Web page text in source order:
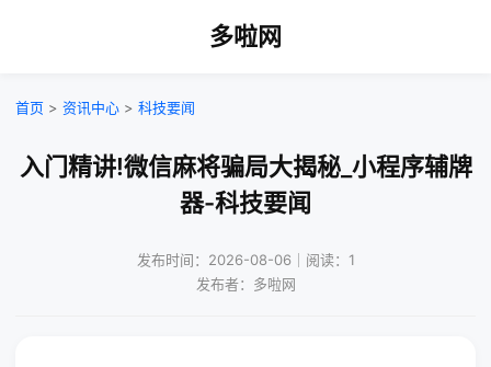
多啦网
首页 > 资讯中心 > 科技要闻
入门精讲!微信麻将骗局大揭秘_小程序辅牌
器-科技要闻
发布时间：2026-08-06｜阅读：1
发布者：多啦网